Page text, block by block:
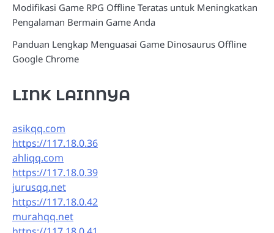
Modifikasi Game RPG Offline Teratas untuk Meningkatkan
Pengalaman Bermain Game Anda
Panduan Lengkap Menguasai Game Dinosaurus Offline
Google Chrome
LINK LAINNYA
asikqq.com
https://117.18.0.36
ahliqq.com
https://117.18.0.39
jurusqq.net
https://117.18.0.42
murahqq.net